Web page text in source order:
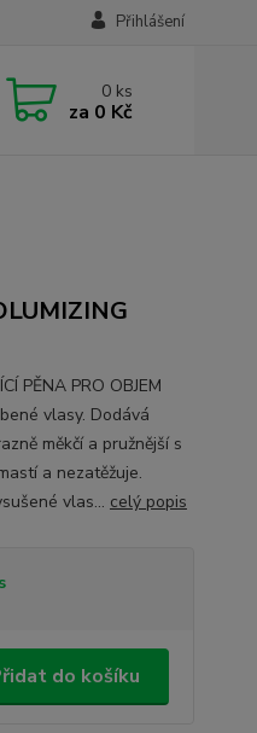
Přihlášení
0 ks
za 0 Kč
PĚNA PRO OBJEM
vlasy. Dodává
měkčí a pružnější s
a nezatěžuje.
vlas... celý popis
do košíku